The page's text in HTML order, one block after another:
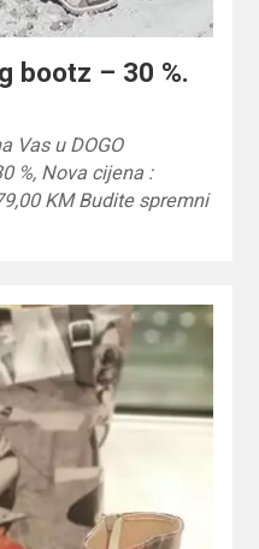
bootz – 30 %.
Vas u DOGO
%, Nova cijena :
KM Budite spremni